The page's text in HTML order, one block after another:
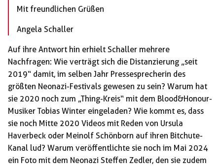
Mit freundlichen Grüßen
Angela Schaller
Auf ihre Antwort hin erhielt Schaller mehrere
Nachfragen: Wie verträgt sich die Distanzierung „seit
2019“ damit, im selben Jahr Pressesprecherin des
größten Neonazi-Festivals gewesen zu sein? Warum hat
sie 2020 noch zum „Thing-Kreis“ mit dem Blood&Honour-
Musiker Tobias Winter eingeladen? Wie kommt es, dass
sie noch Mitte 2020 Videos mit Reden von Ursula
Haverbeck oder Meinolf Schönborn auf ihren Bitchute-
Kanal lud? Warum veröffentlichte sie noch im Mai 2024
ein Foto mit dem Neonazi Steffen Zedler, den sie zudem